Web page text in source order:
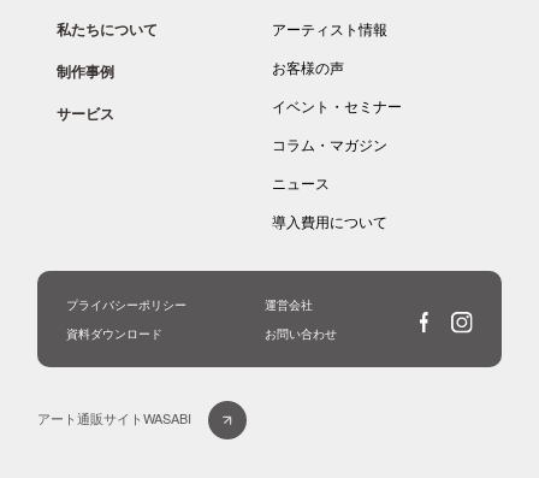
私たちについて
制作事例
サービス
アーティスト情報
お客様の声
イベント・セミナー
コラム・マガジン
ニュース
導入費用について
プライバシーポリシー
運営会社
資料ダウンロード
お問い合わせ
アート通販サイトWASABI